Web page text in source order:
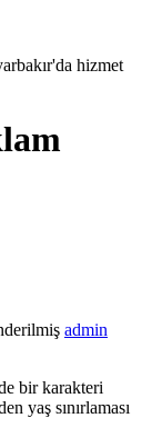
hizmet
admin
bir karakteri
yaş sınırlaması